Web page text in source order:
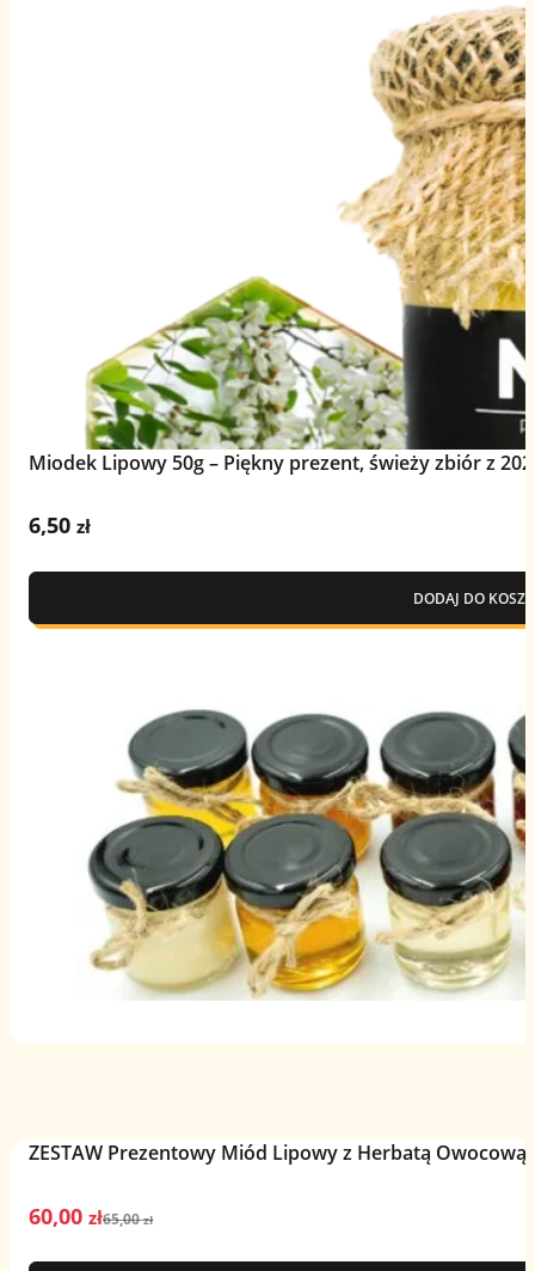
Miodek Lipowy 50g – Piękny prezent, świeży zbiór z
6,50zł
DODAJ DO
ZESTAW Prezentowy Miód Lipowy z Herbatą Owocową
65,00złPierwotna
60,00zł
Aktualna